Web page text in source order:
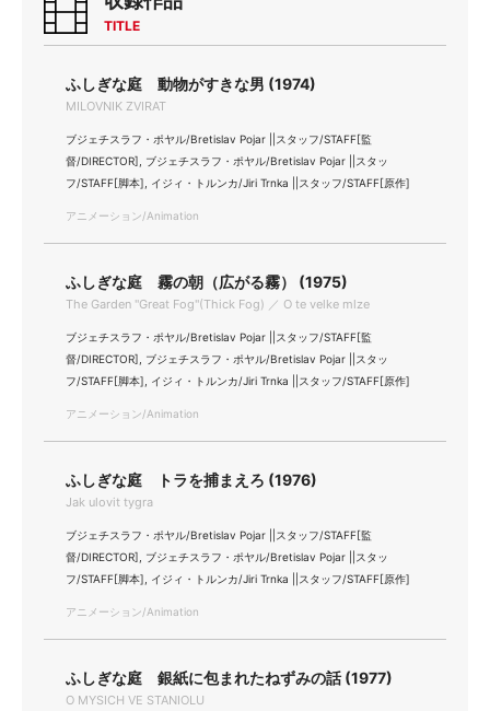
TITLE
ふしぎな庭 動物がすきな男 (1974)
MILOVNIK ZVIRAT
ブジェチスラフ・ポヤル/Bretislav Pojar ||スタッフ/STAFF[監
督/DIRECTOR], ブジェチスラフ・ポヤル/Bretislav Pojar ||スタッ
フ/STAFF[脚本], イジィ・トルンカ/Jiri Trnka ||スタッフ/STAFF[原作]
アニメーション/Animation
ふしぎな庭 霧の朝（広がる霧） (1975)
The Garden "Great Fog"(Thick Fog) ／ O te velke mlze
ブジェチスラフ・ポヤル/Bretislav Pojar ||スタッフ/STAFF[監
督/DIRECTOR], ブジェチスラフ・ポヤル/Bretislav Pojar ||スタッ
フ/STAFF[脚本], イジィ・トルンカ/Jiri Trnka ||スタッフ/STAFF[原作]
アニメーション/Animation
ふしぎな庭 トラを捕まえろ (1976)
Jak ulovit tygra
ブジェチスラフ・ポヤル/Bretislav Pojar ||スタッフ/STAFF[監
督/DIRECTOR], ブジェチスラフ・ポヤル/Bretislav Pojar ||スタッ
フ/STAFF[脚本], イジィ・トルンカ/Jiri Trnka ||スタッフ/STAFF[原作]
アニメーション/Animation
ふしぎな庭 銀紙に包まれたねずみの話 (1977)
O MYSICH VE STANIOLU